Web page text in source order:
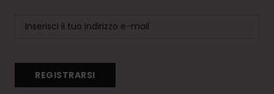
REGISTRARSI